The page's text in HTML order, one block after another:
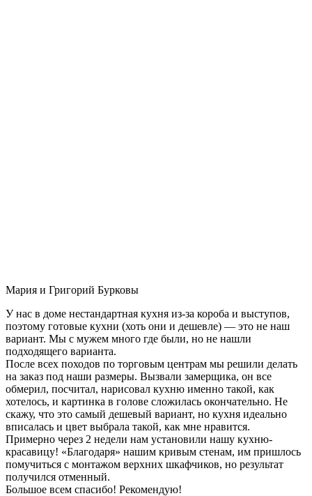
Мария и Григорий Бурковы
У нас в доме нестандартная кухня из-за короба и выступов,
поэтому готовые кухни (хоть они и дешевле) — это не наш
вариант. Мы с мужем много где были, но не нашли
подходящего варианта.
После всех походов по торговым центрам мы решили делать
на заказ под наши размеры. Вызвали замерщика, он все
обмерил, посчитал, нарисовал кухню именно такой, как
хотелось, и картинка в голове сложилась окончательно. Не
скажу, что это самый дешевый вариант, но кухня идеально
вписалась и цвет выбрала такой, как мне нравится.
Примерно через 2 недели нам установили нашу кухню-
красавицу! «Благодаря» нашим кривым стенам, им пришлось
помучиться с монтажом верхних шкафчиков, но результат
получился отменный.
Большое всем спасибо! Рекомендую!